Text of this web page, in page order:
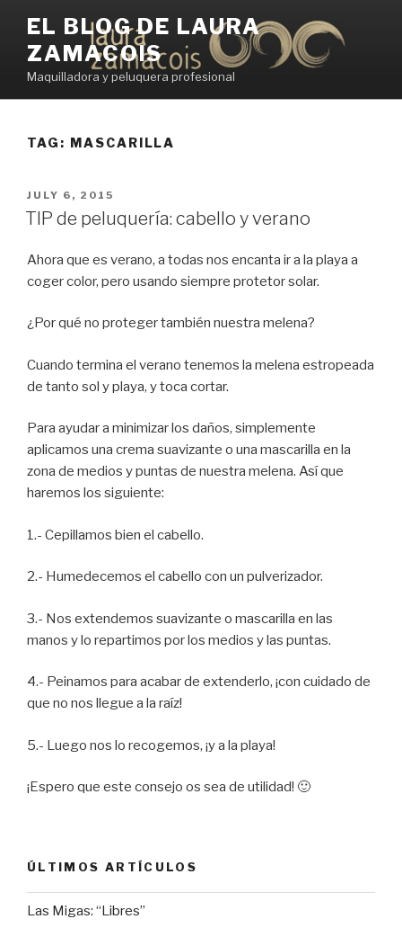
content
EL BLOG DE LAURA
ZAMACOIS
Maquilladora y peluquera profesional
TAG: MASCARILLA
POSTED
ON
JULY 6, 2015
TIP de peluquería: cabello y verano
Ahora que es verano, a todas nos encanta ir a la playa a
coger color, pero usando siempre protetor solar.
¿Por qué no proteger también nuestra melena?
Cuando termina el verano tenemos la melena estropeada
de tanto sol y playa, y toca cortar.
Para ayudar a minimizar los daños, simplemente
aplicamos una crema suavizante o una mascarilla en la
zona de medios y puntas de nuestra melena. Así que
haremos los siguiente:
1.- Cepillamos bien el cabello.
2.- Humedecemos el cabello con un pulverizador.
3.- Nos extendemos suavizante o mascarilla en las
manos y lo repartimos por los medios y las puntas.
4.- Peinamos para acabar de extenderlo, ¡con cuidado de
que no nos llegue a la raíz!
5.- Luego nos lo recogemos, ¡y a la playa!
¡Espero que este consejo os sea de utilidad! 🙂
ÚLTIMOS ARTÍCULOS
Las Migas: “Libres”